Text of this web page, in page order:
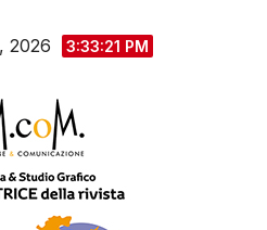
2026 3:33:22 PM